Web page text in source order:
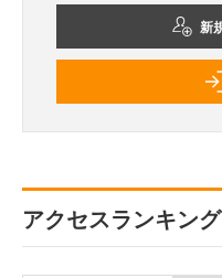
新
アクセスランキング